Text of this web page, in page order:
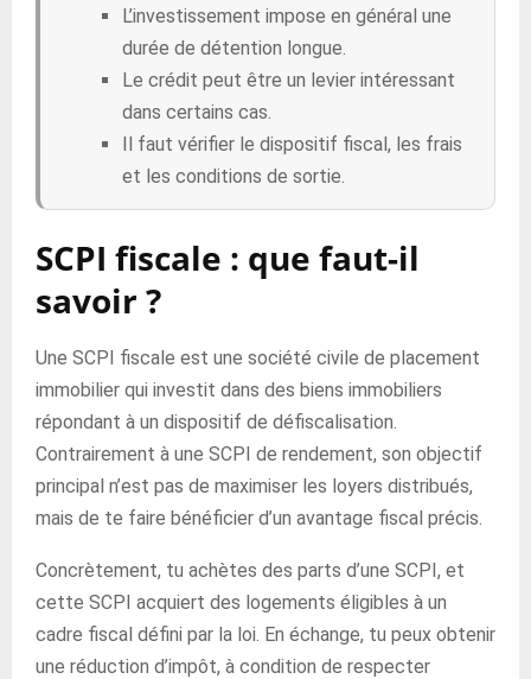
L’investissement impose en général une
durée de détention longue.
Le crédit peut être un levier intéressant
dans certains cas.
Il faut vérifier le dispositif fiscal, les frais
et les conditions de sortie.
SCPI fiscale : que faut-il
savoir ?
Une SCPI fiscale est une société civile de placement
immobilier qui investit dans des biens immobiliers
répondant à un dispositif de défiscalisation.
Contrairement à une SCPI de rendement, son objectif
principal n’est pas de maximiser les loyers distribués,
mais de te faire bénéficier d’un avantage fiscal précis.
Concrètement, tu achètes des parts d’une SCPI, et
cette SCPI acquiert des logements éligibles à un
cadre fiscal défini par la loi. En échange, tu peux obtenir
une réduction d’impôt, à condition de respecter